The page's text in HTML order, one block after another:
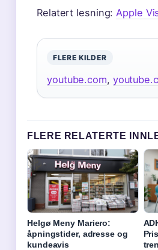
Relatert lesning: Apple
FLERE KILDER
youtube.com,
FLERE RELATERTE
Helgø Meny Mariero:
åpningstider, adresse og
kundeavis